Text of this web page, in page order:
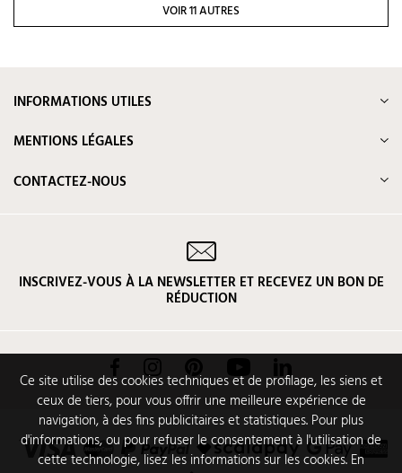
VOIR 11 AUTRES
Ce site utilise des cookies techniques et de profilage, les siens et
ceux de tiers, pour vous offrir une meilleure expérience de
navigation, à des fins publicitaires et statistiques. Pour plus
d'informations, ou pour refuser le consentement à l'utilisation de
cette technologie, lisez les informations sur les cookies. En
INFORMATIONS UTILES
MENTIONS LÉGALES
CONTACTEZ-NOUS
INSCRIVEZ-VOUS À LA NEWSLETTER ET RECEVEZ UN BON DE
RÉDUCTION
Facebook Instagram Pinterest YouTube